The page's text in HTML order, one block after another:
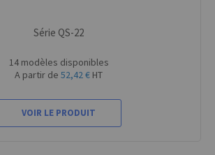
Série QS-22
14 modèles disponibles
A partir de 52,42 € HT
VOIR LE PRODUIT